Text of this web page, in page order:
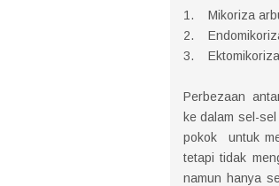
1. Mikoriza
2.
3. Ektomikoriza
Perbezaan
ke dalam sel-
pokok untuk
tetapi tidak
namun hanya